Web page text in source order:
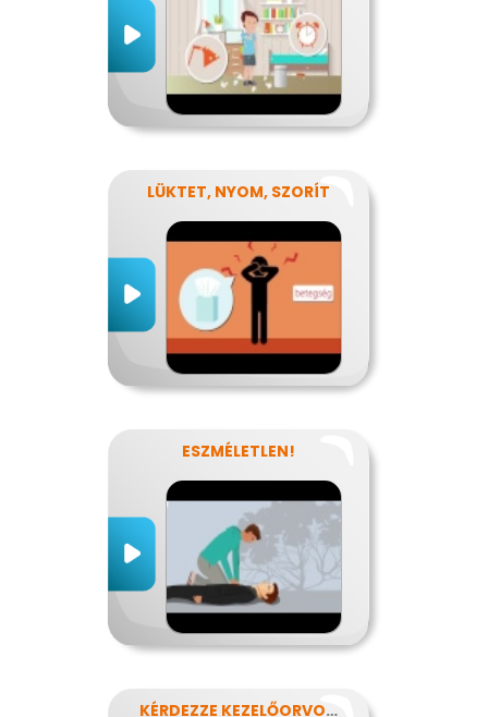
LÜKTET, NYOM, SZORÍT
ESZMÉLETLEN!
KÉRDEZZE KEZELŐORVOSÁT?